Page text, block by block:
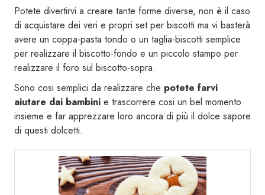
Potete divertirvi a creare tante forme diverse, non è il caso
di acquistare dei veri e propri set per biscotti ma vi basterà
avere un coppa-pasta tondo o un taglia-biscotti semplice
per realizzare il biscotto-fondo e un piccolo stampo per
realizzare il foro sul biscotto-sopra.
Sono cosi semplici da realizzare che potete farvi
aiutare dai bambini e trascorrere cosi un bel momento
insieme e far apprezzare loro ancora di più il dolce sapore
di questi dolcetti.